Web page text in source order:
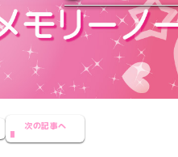
次の記事へ